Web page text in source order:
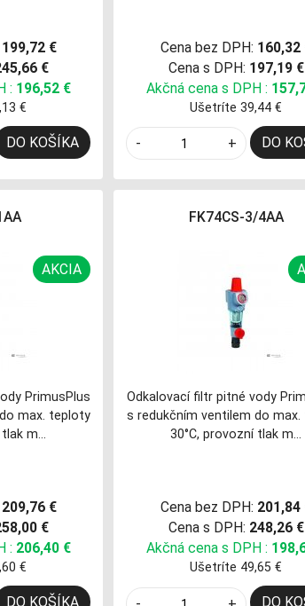
199,72 €
€
: 196,52 €
€
DO KOŠÍKA
Cena bez DPH: 160,32
Cena s DPH: 197,19 €
Akčná cena s DPH :
Ušetríte 39,44 €
- + DO
AKCIA
PrimusPlus
max. teploty
tlak m…
209,76 €
€
: 206,40 €
€
DO KOŠÍKA
FK74CS-3/4AA
Odkalovací filtr pitné vody
s redukčním ventilem do
30°C, provozní tlak m…
Cena bez DPH: 201,84
Cena s DPH: 248,26 €
Akčná cena s DPH :
Ušetríte 49,65 €
DO